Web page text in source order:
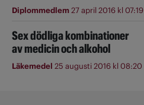
Diplommedlem27 april 2016 kl 07:19
Sex dödliga kombinationer
av medicin och alkohol
Läkemedel 25 augusti 2016 kl 08:20